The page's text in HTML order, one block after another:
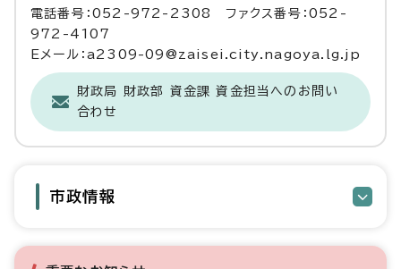
電話番号：052-972-2308 ファクス番号：052-
972-4107
Eメール：a2309-09@zaisei.city.nagoya.lg.jp
財政局 財政部 資金課 資金担当へのお問い
合わせ
市政情報